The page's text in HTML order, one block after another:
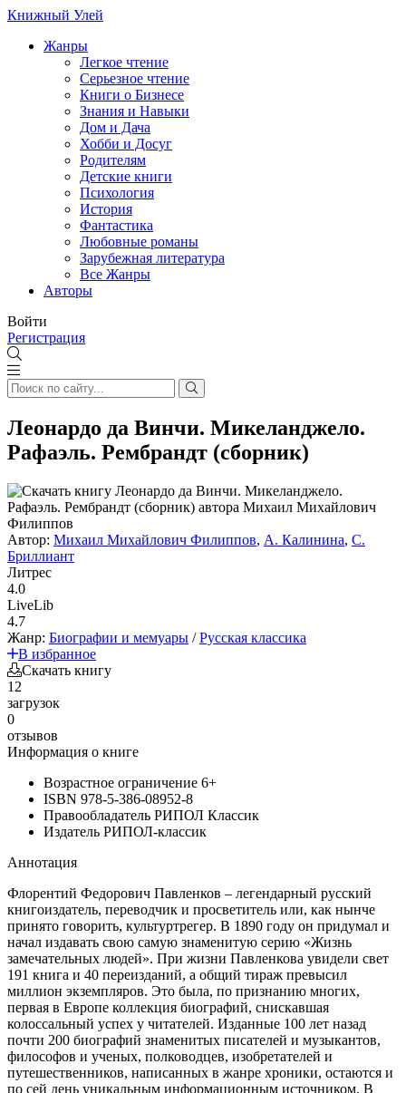
Книжный Улей
Жанры
Легкое чтение
Серьезное чтение
Книги о Бизнесе
Знания и Навыки
Дом и Дача
Хобби и Досуг
Родителям
Детские книги
Психология
История
Фантастика
Любовные романы
Зарубежная литература
Все Жанры
Авторы
Войти
Регистрация
Леонардо да Винчи. Микеланджело.
Рафаэль. Рембрандт (сборник)
Автор: Михаил Михайлович Филиппов, А. Калинина, С.
Бриллиант
Литрес
4.0
LiveLib
4.7
Жанр: Биографии и мемуары /Русская классика
В избранное
Скачать книгу
12
загрузок
0
отзывов
Информация о книге
Возрастное ограничение 6+
ISBN 978-5-386-08952-8
Правообладатель РИПОЛ Классик
Издатель РИПОЛ-классик
Аннотация
Флорентий Федорович Павленков – легендарный русский
книгоиздатель, переводчик и просветитель или, как нынче
принято говорить, культуртрегер. В 1890 году он придумал и
начал издавать свою самую знаменитую серию «Жизнь
замечательных людей». При жизни Павленкова увидели свет
191 книга и 40 переизданий, а общий тираж превысил
миллион экземпляров. Это была, по признанию многих,
первая в Европе коллекция биографий, снискавшая
колоссальный успех у читателей. Изданные 100 лет назад
почти 200 биографий знаменитых писателей и музыкантов,
философов и ученых, полководцев, изобретателей и
путешественников, написанных в жанре хроники, остаются и
по сей день уникальным информационным источником. В